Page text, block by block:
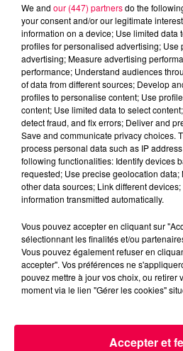
podcasts/2023/01/
INFOS
We and our (447) partnersdo the
your consent and/or our legitimate
information on a device; Use limited data
profiles for personalised advertising; Use
advertising; Measure advertising
performance; Understand audiences
of data from different sources; Develop
profiles to personalise content; Use
content; Use limited data to select
detect fraud, and fix errors; Deliver and
Save and communicate privacy choices.
process personal data such as IP
following functionalities: Identify devices
requested; Use precise geolocation
other data sources; Link different
information transmitted automatically.
Vous pouvez accepter en cliquant sur
sélectionnant les finalités et/ou
Vous pouvez également refuser en
accepter". Vos préférences ne
pouvez mettre à jour vos choix, ou retirer
moment via le lien "Gérer les cookies"
Accepter et